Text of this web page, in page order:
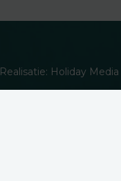
Realisatie: Holiday Media